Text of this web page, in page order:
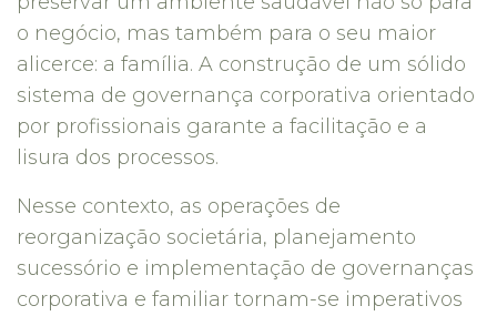
o negócio, mas também para o seu maior
alicerce: a família. A construção de um sólido
sistema de governança corporativa orientado
por profissionais garante a facilitação e a
lisura dos processos.
Nesse contexto, as operações de
reorganização societária, planejamento
sucessório e implementação de governanças
corporativa e familiar tornam-se imperativos